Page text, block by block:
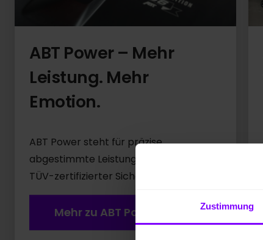
Zustimmung
ABT Power – Mehr
Leistung. Mehr
Emotion.
ABT Power steht für präzise
abgestimmte Leistungssteigerung mit
TÜV-zertifizierter Sicherheit.
Mehr zu ABT Power